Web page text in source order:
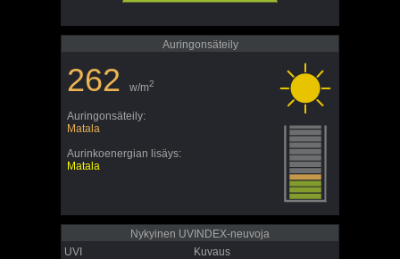
Auringonsäteily
262 w/m2
Auringonsäteily:
Matala
Aurinkoenergian lisäys:
Matala
Nykyinen UVINDEX-neuvoja
UVI
Kuvaus